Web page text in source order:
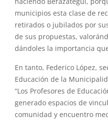
municipios esta clase de
retirados o jubilados por
de sus propuestas,
dándoles la importancia
En tanto, Federico López,
Educación de la
“Los Profesores de
generado espacios de
comunidad y encuentro